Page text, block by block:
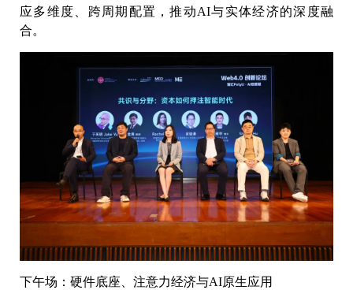
应多维度、跨周期配置，推动AI与实体经济的深度融
合。
下午场：硬件底座、注意力经济与AI原生应用